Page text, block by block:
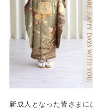
新成人となった皆さまに